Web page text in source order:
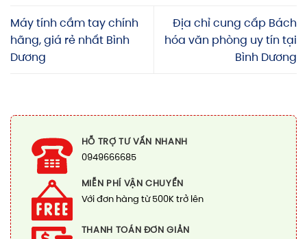
Máy tính cầm tay chính
hãng, giá rẻ nhất Bình
Dương
Địa chỉ cung cấp Bách
hóa văn phòng uy tín tại
Bình Dương
HỖ TRỢ TƯ VẤN NHANH
0949666685
MIỄN PHÍ VẬN CHUYỂN
Với đơn hàng từ 500K trở lên
THANH TOÁN ĐƠN GIẢN